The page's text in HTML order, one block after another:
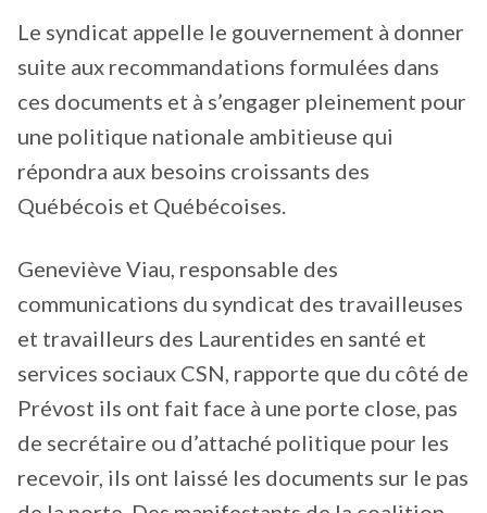
Le syndicat appelle le gouvernement à donner
suite aux recommandations formulées dans
ces documents et à s’engager pleinement pour
une politique nationale ambitieuse qui
répondra aux besoins croissants des
Québécois et Québécoises.
Geneviève Viau, responsable des
communications du syndicat des travailleuses
et travailleurs des Laurentides en santé et
services sociaux CSN, rapporte que du côté de
Prévost ils ont fait face à une porte close, pas
de secrétaire ou d’attaché politique pour les
recevoir, ils ont laissé les documents sur le pas